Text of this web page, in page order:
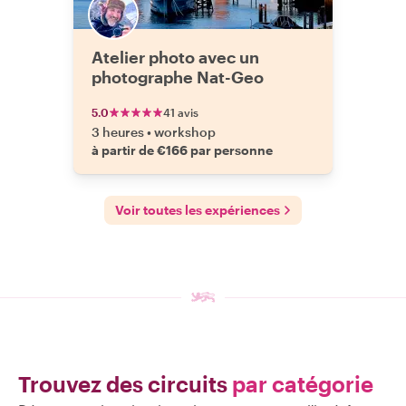
Atelier photo avec un
photographe Nat-Geo
5.0 41 avis
3 heures•workshop
à partir de €166 par personne
Voir toutes les expériences
Trouvez des circuits par catégorie